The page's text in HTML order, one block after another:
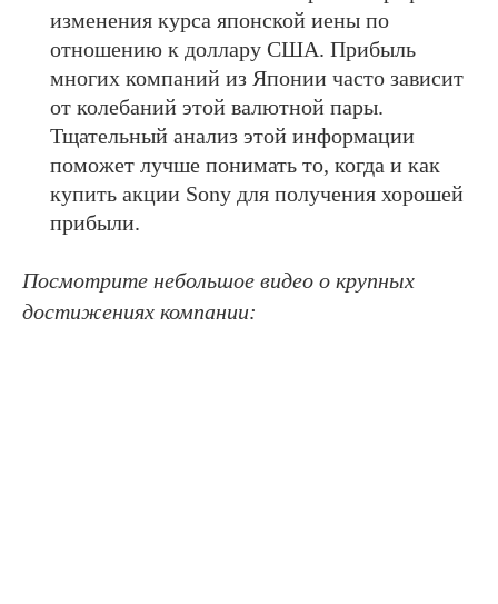
изменения курса японской иены по
отношению к доллару США. Прибыль
многих компаний из Японии часто зависит
от колебаний этой валютной пары.
Тщательный анализ этой информации
поможет лучше понимать то, когда и как
купить акции Sony для получения хорошей
прибыли.
Посмотрите небольшое видео о крупных
достижениях компании: